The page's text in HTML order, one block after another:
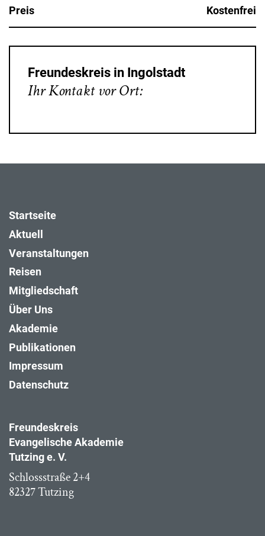
Preis Kostenfrei
Freundeskreis in Ingolstadt
Ihr Kontakt vor Ort:
Freundeskreis
Evangelische Akademie
Tutzing e. V.
Schlossstraße 2+4
82327 Tutzing
Startseite
Aktuell
Veranstaltungen
Reisen
Mitgliedschaft
Über Uns
Akademie
Publikationen
Impressum
Datenschutz